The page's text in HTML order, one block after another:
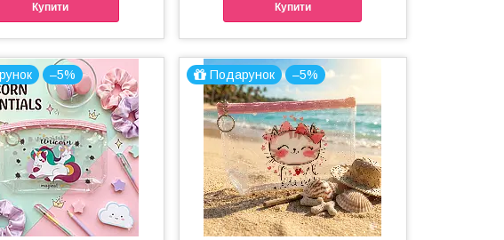
Купити Купити
–5% Подарунок –5%